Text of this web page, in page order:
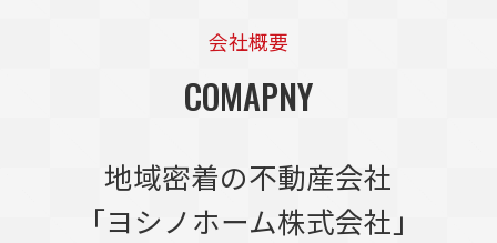
会社概要
COMAPNY
地域密着の不動産会社
「ヨシノホーム株式会社」